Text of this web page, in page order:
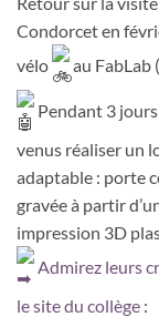
Condorcet en
vélo
au FabLab
Pendant 3
venus réaliser un
adaptable : porte
gravée à partir
impression 3D
Admirez leurs
le site du collège :